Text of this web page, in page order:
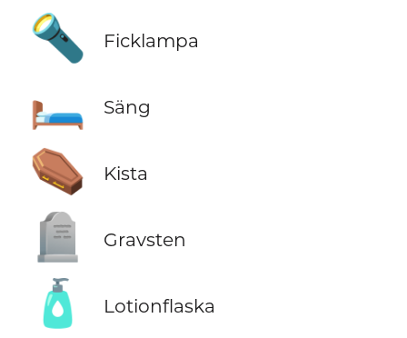
🔦 Ficklampa
🛏️ Säng
⚰️ Kista
🪦 Gravsten
🧴 Lotionflaska